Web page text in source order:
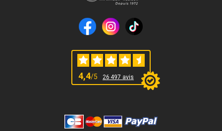
4,4/5 26 497 avis